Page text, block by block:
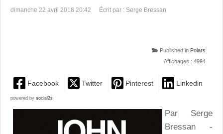
dimanche 22 avril 2018 20:42 Écrit par : Serge Bressan
Published in Polars
Affichages : 4994
Facebook Twitter Pinterest Linkedin
powered by social2s
Par Serge
Bressan -